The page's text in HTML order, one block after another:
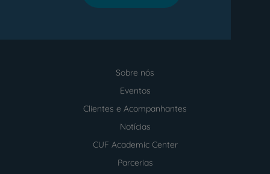
Sobre nós
Eventos
Clientes e Acompanhantes
Notícias
CUF Academic Center
Parcerias